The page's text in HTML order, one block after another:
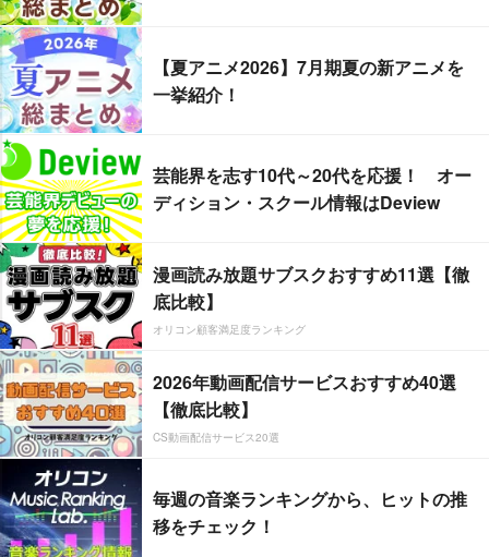
【夏アニメ2026】7月期夏の新アニメを
一挙紹介！
芸能界を志す10代～20代を応援！ オー
ディション・スクール情報はDeview
漫画読み放題サブスクおすすめ11選【徹
底比較】
オリコン顧客満足度ランキング
2026年動画配信サービスおすすめ40選
【徹底比較】
CS動画配信サービス20選
毎週の音楽ランキングから、ヒットの推
移をチェック！